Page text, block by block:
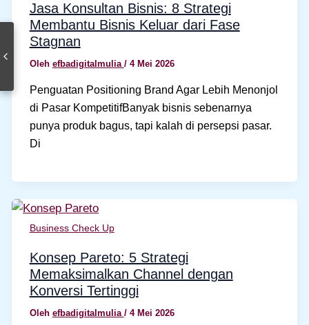
Jasa Konsultan Bisnis: 8 Strategi
Membantu Bisnis Keluar dari Fase
Stagnan
Oleh efbadigitalmulia / 4 Mei 2026
Penguatan Positioning Brand Agar Lebih Menonjol
di Pasar KompetitifBanyak bisnis sebenarnya
punya produk bagus, tapi kalah di persepsi pasar.
Di
Business Check Up
Konsep Pareto: 5 Strategi
Memaksimalkan Channel dengan
Konversi Tertinggi
Oleh efbadigitalmulia / 4 Mei 2026